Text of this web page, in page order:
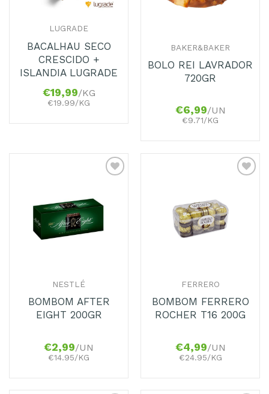
LUGRADE
BACALHAU SECO
CRESCIDO +
ISLANDIA LUGRADE
€19,99/KG
€19.99/KG
BAKER&BAKER
BOLO REI LAVRADOR
720GR
€6,99/UN
€9.71/KG
aos
Favoritos
NESTLÉ
BOMBOM AFTER
EIGHT 200GR
€2,99/UN
€14.95/KG
Favoritos
FERRERO
BOMBOM FERRERO
ROCHER T16 200G
€4,99/UN
€24.95/KG